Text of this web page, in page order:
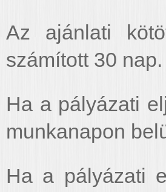
Az ajánlati
számított 30 nap.
Ha a pályázati
munkanapon
Ha a pályázati